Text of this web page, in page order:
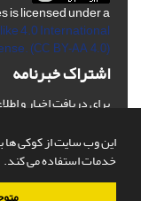
این وب سایت از کوکی ها
خدمات استفاده می کند.
is licensed under a
4.0 International
(CC BY-AA 4.0)
اشتراک خبرنامه
برای دریافت اخبار و